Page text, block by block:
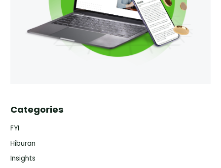
Categories
FYI
Hiburan
Insights